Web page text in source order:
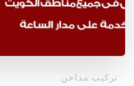
تركيب مداخن